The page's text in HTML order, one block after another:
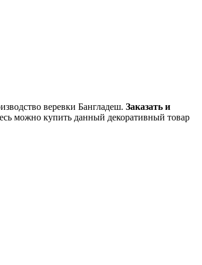
веревки Бангладеш. Заказать и
можно купить данный декоративный товар